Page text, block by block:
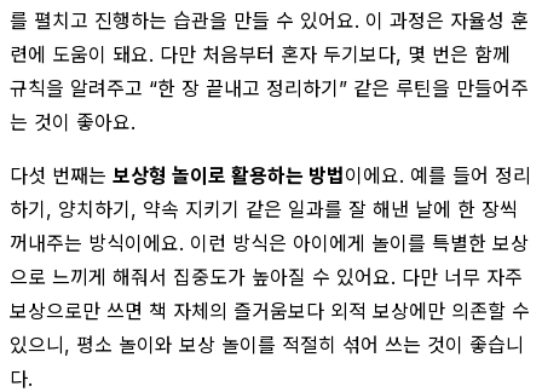
를 펼치고 진행하는 습관을 만들 수 있어요. 이 과정은 자율성 훈
련에 도움이 돼요. 다만 처음부터 혼자 두기보다, 몇 번은 함께
규칙을 알려주고 “한 장 끝내고 정리하기” 같은 루틴을 만들어주
는 것이 좋아요.
다섯 번째는 보상형 놀이로 활용하는 방법이에요. 예를 들어 정리
하기, 양치하기, 약속 지키기 같은 일과를 잘 해낸 날에 한 장씩
꺼내주는 방식이에요. 이런 방식은 아이에게 놀이를 특별한 보상
으로 느끼게 해줘서 집중도가 높아질 수 있어요. 다만 너무 자주
보상으로만 쓰면 책 자체의 즐거움보다 외적 보상에만 의존할 수
있으니, 평소 놀이와 보상 놀이를 적절히 섞어 쓰는 것이 좋습니
다.